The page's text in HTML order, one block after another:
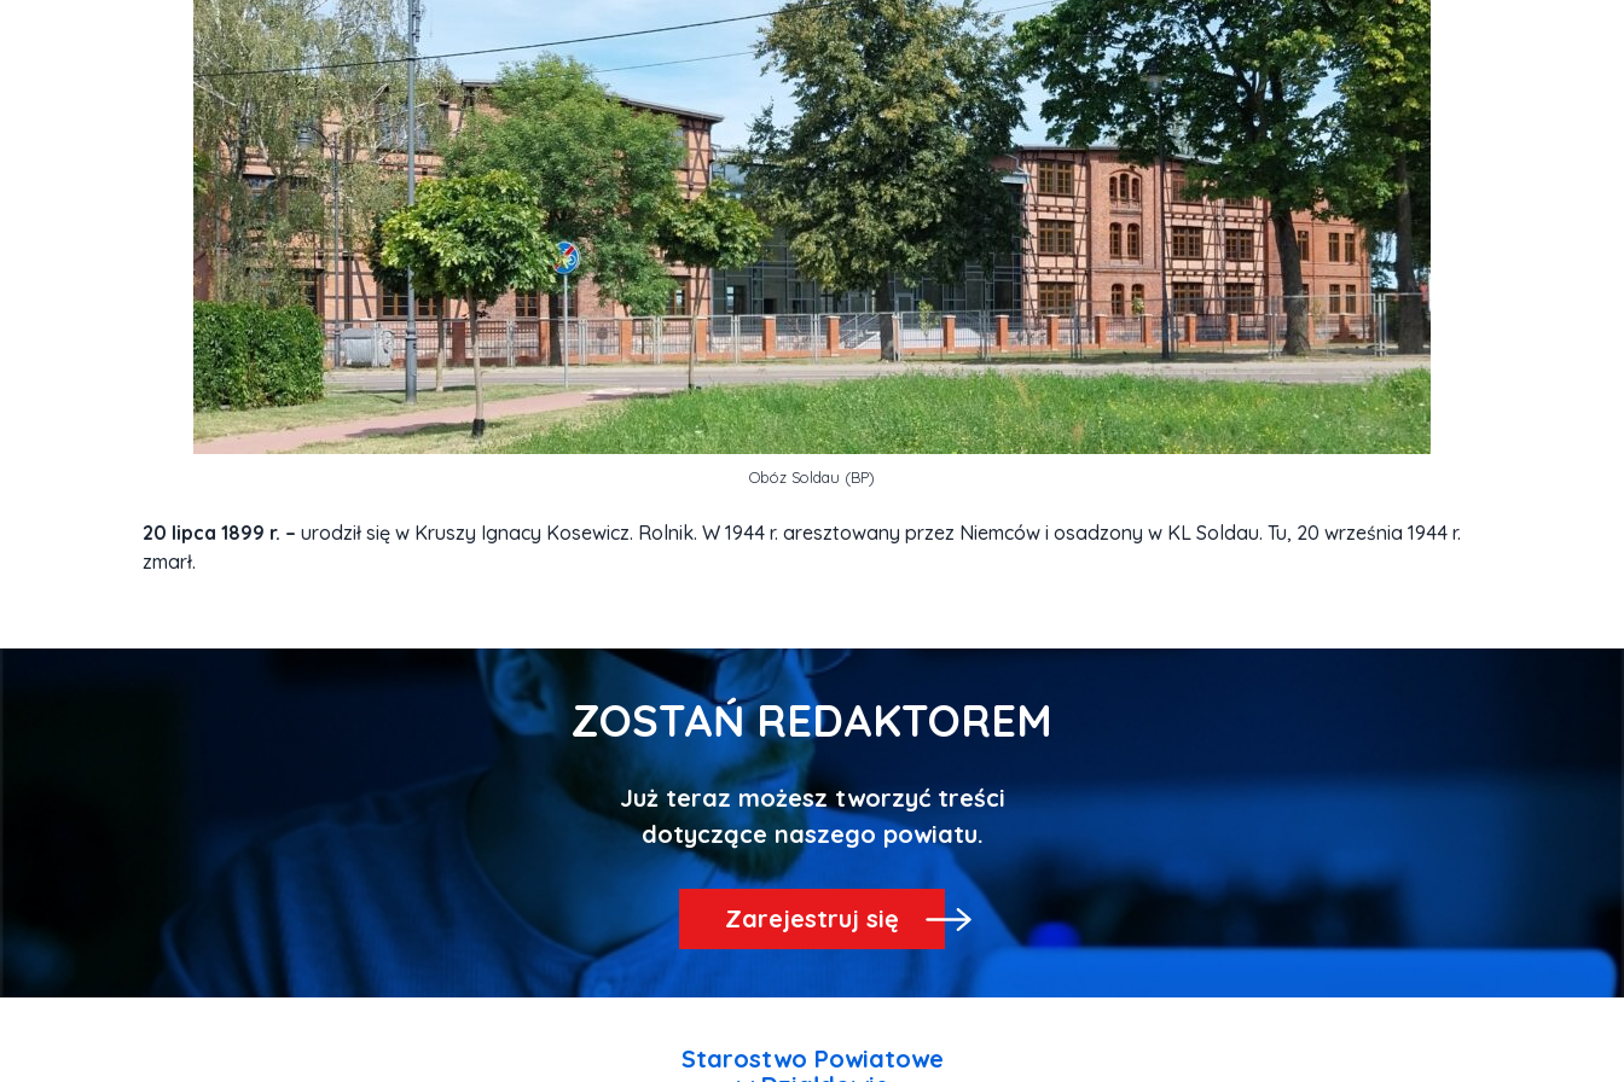
Obóz Soldau (BP)
20 lipca 1899 r. – urodził się w Kruszy Ignacy Kosewicz. Rolnik. W 1944 r. aresztowany przez Niemców i osadzony w KL Soldau. Tu, 20 września 1944 r.
zmarł.
ZOSTAŃ REDAKTOREM
Już teraz możesz tworzyć treści
Zarejestruj się
Starostwo Powiatowe